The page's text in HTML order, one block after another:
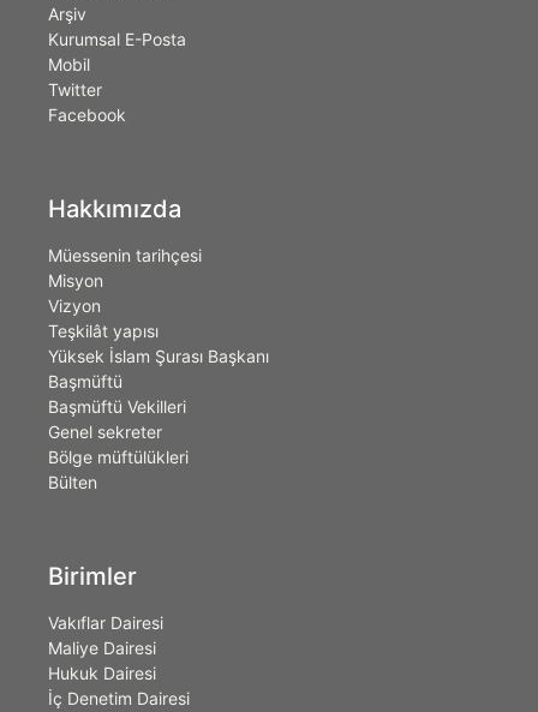
Arşiv
Kurumsal E-Posta
Mobil
Twitter
Facebook
Hakkımızda
Müessenin tarihçesi
Misyon
Vizyon
Teşkilât yapısı
Yüksek İslam Şurası Başkanı
Başmüftü
Başmüftü Vekilleri
Genel sekreter
Bölge müftülükleri
Bülten
Birimler
Vakıflar Dairesi
Maliye Dairesi
Hukuk Dairesi
İç Denetim Dairesi